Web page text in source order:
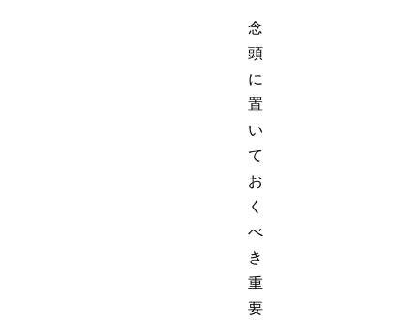
念
頭
に
置
い
て
お
く
べ
き
重
要